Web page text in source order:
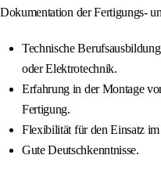
Dokumentation der Fertigungs-
Technische
oder Elektrotechnik.
Erfahrung in der Montage
Fertigung.
Flexibilität für den Einsatz
Gute Deutschkenntnisse.